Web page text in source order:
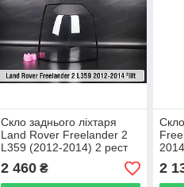
Скло заднього ліхтаря
Land Rover Freelander 2
L359 (2012-2014) 2 рест
ліве
2 460₴ 2